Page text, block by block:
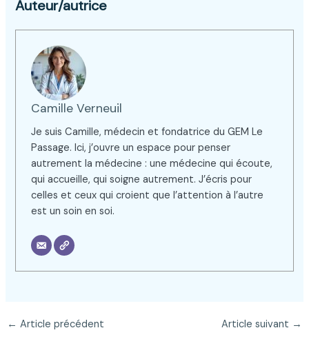
Auteur/autrice
Camille Verneuil
Je suis Camille, médecin et fondatrice du GEM Le
Passage. Ici, j’ouvre un espace pour penser
autrement la médecine : une médecine qui écoute,
qui accueille, qui soigne autrement. J’écris pour
celles et ceux qui croient que l’attention à l’autre
est un soin en soi.
← Article précédent Article suivant →